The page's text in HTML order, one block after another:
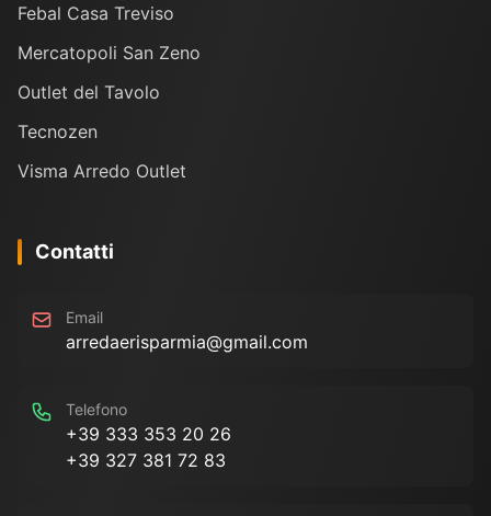
Febal Casa Treviso
Mercatopoli San Zeno
Outlet del Tavolo
Tecnozen
Visma Arredo Outlet
Contatti
Email
arredaerisparmia@gmail.com
Telefono
+39 333 353 20 26
+39 327 381 72 83